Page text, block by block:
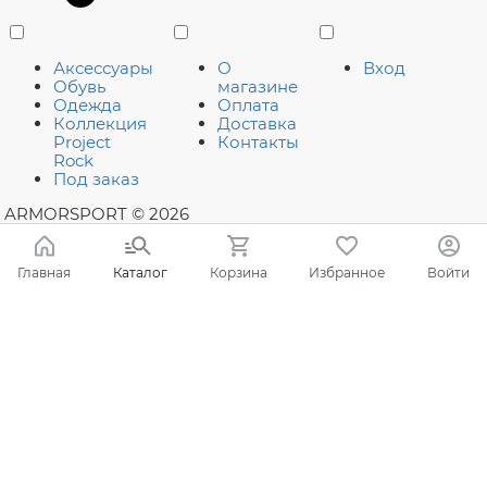
Аксессуары
Обувь
Одежда
Коллекция
Project
Rock
Под заказ
О
магазине
Оплата
Доставка
Контакты
Вход
ARMORSPORT © 2026
Главная Каталог Корзина Избранное Войти